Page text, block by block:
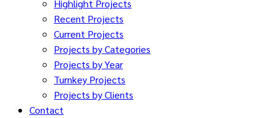
Highlight Projects
Recent Projects
Current Projects
Projects by Categories
Projects by Year
Turnkey Projects
Projects by Clients
Contact